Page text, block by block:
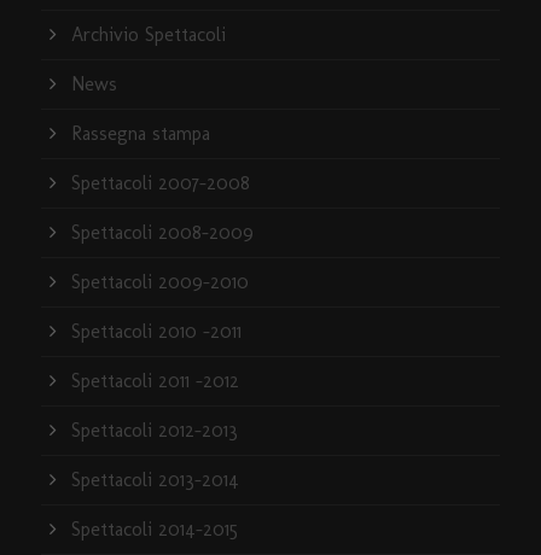
Archivio Spettacoli
News
Rassegna stampa
Spettacoli 2007-2008
Spettacoli 2008-2009
Spettacoli 2009-2010
Spettacoli 2010 -2011
Spettacoli 2011 -2012
Spettacoli 2012-2013
Spettacoli 2013-2014
Spettacoli 2014-2015